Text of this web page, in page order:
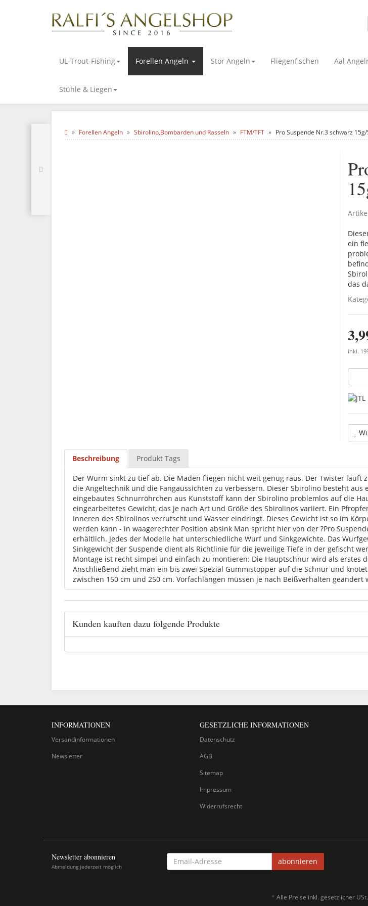
UL-Trout-Fishing Forellen Angeln Stör Angeln Fliegenfischen Aal
Stühle & Liegen
Forellen Angeln Sbirolino,Bombarden und Rasseln FTM/TFT Pro Suspende Nr.3 schwarz
ein
das
inkl.
Beschreibung Produkt Tags
Der Wurm sinkt zu tief ab. Die Maden fliegen nicht weit genug raus. Der Twister
die Angeltechnik und die Fangaussichten zu verbessern. Dieser Sbirolino besteht aus
eingebautes Schnurröhrchen aus Kunststoff kann der Sbirolino problemlos auf die
eingearbeitetes Gewicht, das je nach Art und Größe des Sbirolinos variiert. Ein
Inneren des Sbirolinos verrutscht und Wasser eindringt. Dieses Gewicht ist so im
werden kann - in waagerechter Position absink Man spricht hier von der ?Pro
erhältlich. Jedes der Modelle hat unterschiedliche Wurf und Sinkgewichte. Das
Sinkgewicht der Suspende dient als Richtlinie für die jeweilige Tiefe in der gefischt
Montage ist recht simpel und einfach zu montieren: Die Hauptschnur wird als erstes
Anschließend zieht man ein bis zwei Spezial Gummistopper auf die Schnur und
zwischen 150 cm und 250 cm. Vorfachlängen müssen je nach Beißverhalten geändert
Kunden kauften dazu folgende Produkte
INFORMATIONEN
Versandinformationen
Newsletter
GESETZLICHE INFORMATIONEN
Datenschutz
AGB
Sitemap
Impressum
Widerrufsrecht
Newsletter abonnieren
Abmeldung jederzeit möglich
EMAIL-
ADRESSE
abonnieren
* Alle Preise inkl. gesetzlicher